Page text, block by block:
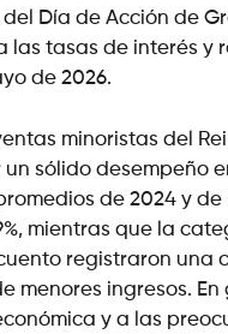
Día de Acción de
las tasas de interés
de 2026.
minoristas del
sólido desempeño
de 2024 y
mientras que la
registraron una
menores ingresos.
y a las